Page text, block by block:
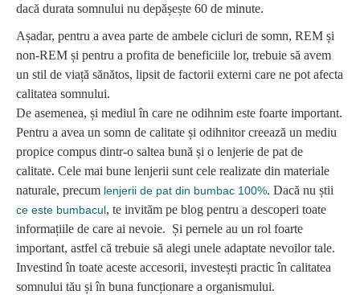
dacă durata somnului nu depășește 60 de minute.
Așadar, pentru a avea parte de ambele cicluri de somn, REM și
non-REM și pentru a profita de beneficiile lor, trebuie să avem
un stil de viață sănătos, lipsit de factorii externi care ne pot afecta
calitatea somnului.
De asemenea, și mediul în care ne odihnim este foarte important.
Pentru a avea un somn de calitate și odihnitor creează un mediu
propice compus dintr-o saltea bună și o lenjerie de pat de
calitate. Cele mai bune lenjerii sunt cele realizate din materiale
naturale, precum lenjerii de pat din bumbac 100%. Dacă nu știi
ce este bumbacul, te invităm pe blog pentru a descoperi toate
informațiile de care ai nevoie. Și pernele au un rol foarte
important, astfel că trebuie să alegi unele adaptate nevoilor tale.
Investind în toate aceste accesorii, investești practic în calitatea
somnului tău și în buna funcționare a organismului.